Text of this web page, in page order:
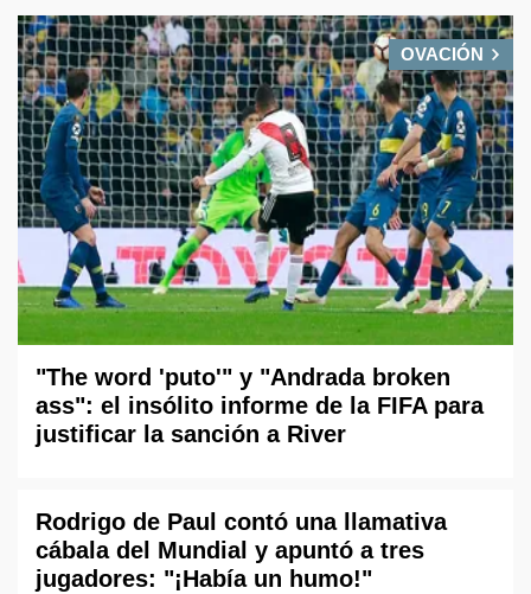
OVACIÓN
"The word 'puto'" y "Andrada broken
ass": el insólito informe de la FIFA para
justificar la sanción a River
Rodrigo de Paul contó una llamativa
cábala del Mundial y apuntó a tres
jugadores: "¡Había un humo!"